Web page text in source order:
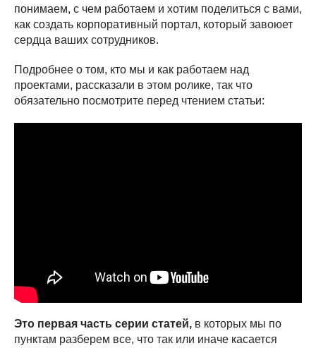
понимаем, с чем работаем и хотим поделиться с вами,
как создать корпоративный портал, который завоюет
сердца ваших сотрудников.
Подробнее о том, кто мы и как работаем над
проектами, рассказали в этом ролике, так что
обязательно посмотрите перед чтением статьи:
Это первая часть серии статей, в которых мы по
пунктам разберем все, что так или иначе касается